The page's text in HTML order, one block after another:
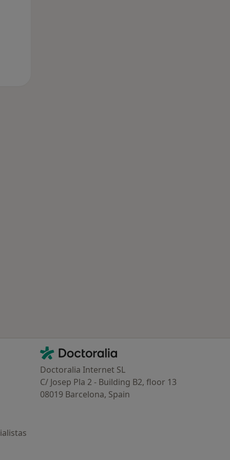
Contacto
Doctoralia - Página de inicio
Doctoralia Internet SL
C/ Josep Pla 2 - Building B2, floor 13
08019 Barcelona, Spain